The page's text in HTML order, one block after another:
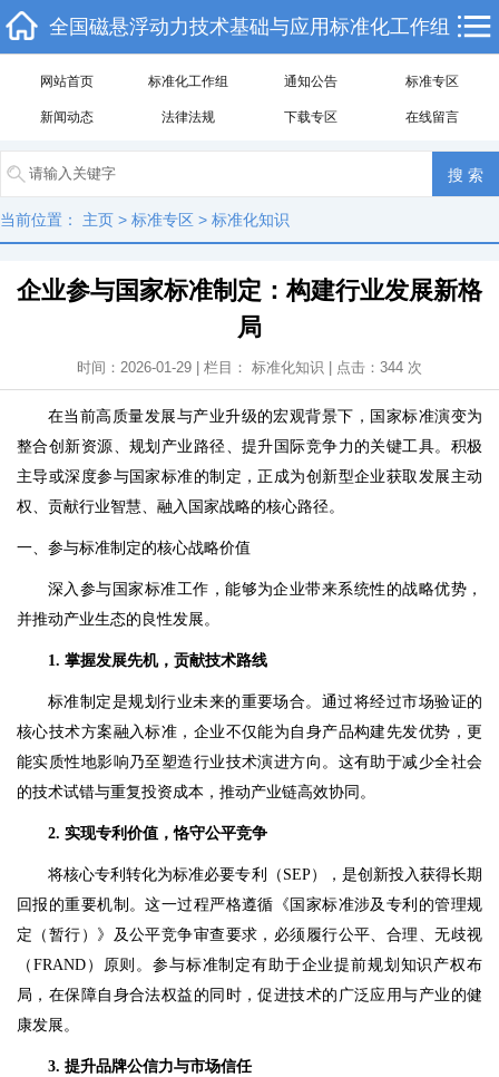
全国磁悬浮动力技术基础与应用标准化工作组
网站首页 标准化工作组 通知公告 标准专区
新闻动态 法律法规 下载专区 在线留言
当前位置： 主页 > 标准专区 > 标准化知识
企业参与国家标准制定：构建行业发展新格
局
时间：2026-01-29 | 栏目： 标准化知识 | 点击： 344 次
在当前高质量发展与产业升级的宏观背景下，国家标准演变为
整合创新资源、规划产业路径、提升国际竞争力的关键工具。积极
主导或深度参与国家标准的制定，正成为创新型企业获取发展主动
权、贡献行业智慧、融入国家战略的核心路径。
一、参与标准制定的核心战略价值
深入参与国家标准工作，能够为企业带来系统性的战略优势，
并推动产业生态的良性发展。
1. 掌握发展先机，贡献技术路线
标准制定是规划行业未来的重要场合。通过将经过市场验证的
核心技术方案融入标准，企业不仅能为自身产品构建先发优势，更
能实质性地影响乃至塑造行业技术演进方向。这有助于减少全社会
的技术试错与重复投资成本，推动产业链高效协同。
2. 实现专利价值，恪守公平竞争
将核心专利转化为标准必要专利（SEP），是创新投入获得长期
回报的重要机制。这一过程严格遵循《国家标准涉及专利的管理规
定（暂行）》及公平竞争审查要求，必须履行公平、合理、无歧视
（FRAND）原则。参与标准制定有助于企业提前规划知识产权布
局，在保障自身合法权益的同时，促进技术的广泛应用与产业的健
康发展。
3. 提升品牌公信力与市场信任